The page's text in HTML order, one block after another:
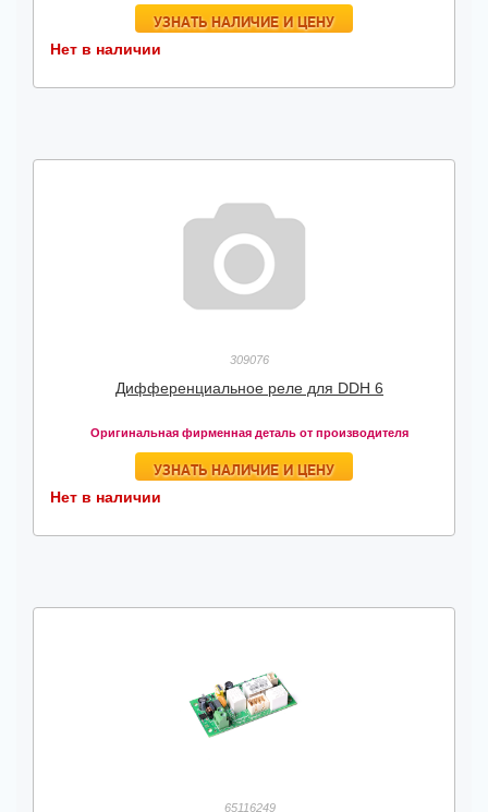
УЗНАТЬ НАЛИЧИЕ И ЦЕНУ
Нет в наличии
309076
Дифференциальное реле для DDH 6
Оригинальная фирменная деталь от производителя
УЗНАТЬ НАЛИЧИЕ И ЦЕНУ
Нет в наличии
65116249